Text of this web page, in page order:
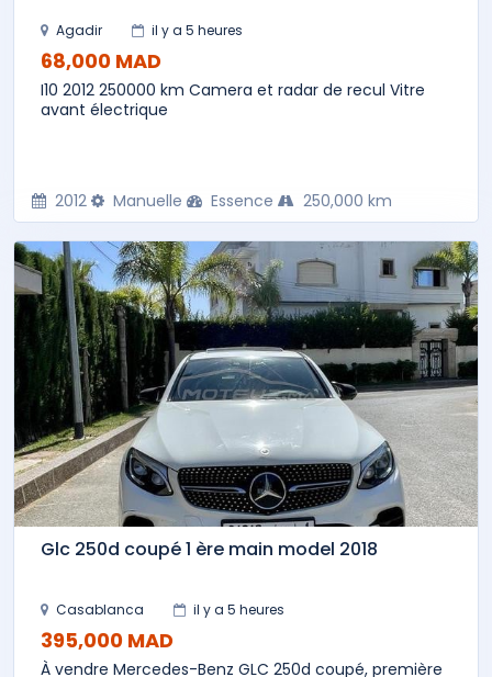
Agadir il y a 5 heures
68,000 MAD
I10 2012 250000 km Camera et radar de recul Vitre
avant électrique
2012 Manuelle Essence 250,000 km
Glc 250d coupé 1 ère main model 2018
Casablanca il y a 5 heures
395,000 MAD
À vendre Mercedes-Benz GLC 250d coupé, première